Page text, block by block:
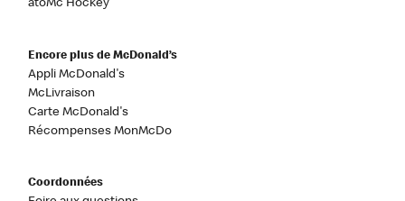
atoMc Hockey
Encore plus de McDonald’s
Appli McDonald's
McLivraison
Carte McDonald's
Récompenses MonMcDo
Coordonnées